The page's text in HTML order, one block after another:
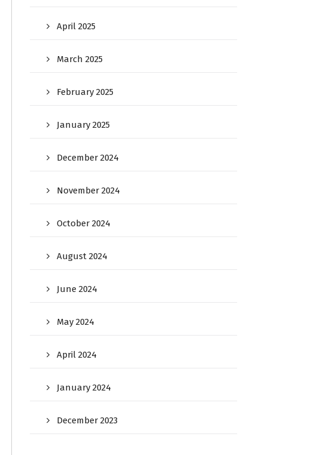
April 2025
March 2025
February 2025
January 2025
December 2024
November 2024
October 2024
August 2024
June 2024
May 2024
April 2024
January 2024
December 2023